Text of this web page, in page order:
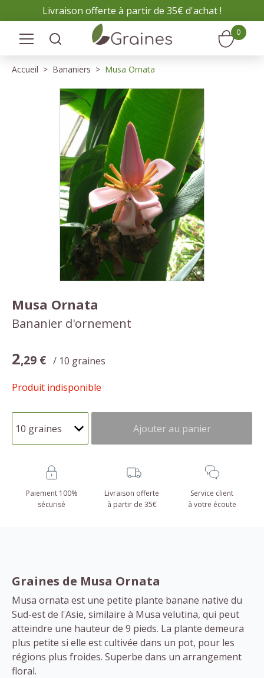
Livraison offerte à partir de 35€ d'achat !
0
Accueil Bananiers Musa Ornata
Musa Ornata
Bananier d'ornement
2,29 € / 10 graines
Produit indisponible
Ajouter au panier
Paiement 100%
sécurisé
Livraison offerte
à partir de 35€
Service client
à votre écoute
Graines de Musa Ornata
Musa ornata est une petite plante banane native du
Sud-est de l'Asie, similaire à Musa velutina, qui peut
atteindre une hauteur de 9 pieds. La plante demeura
plus petite si elle est cultivée dans un pot, pour les
régions plus froides. Superbe dans un arrangement
floral.
Panneau de gestion des cookies